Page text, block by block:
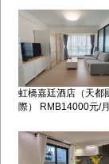
虹橋嘉廷酒店（天都
際） RMB14000元/月